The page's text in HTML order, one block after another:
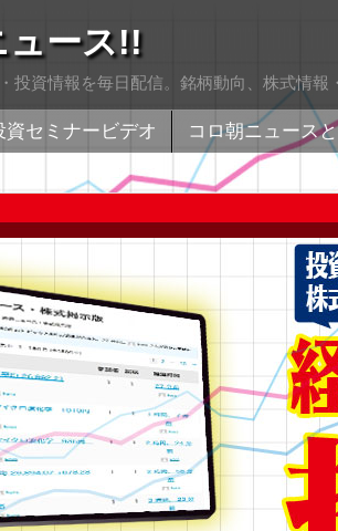
ュース!!
投資情報を毎日配信。銘柄動向、株式情
資セミナービデオ
コロ朝ニュース